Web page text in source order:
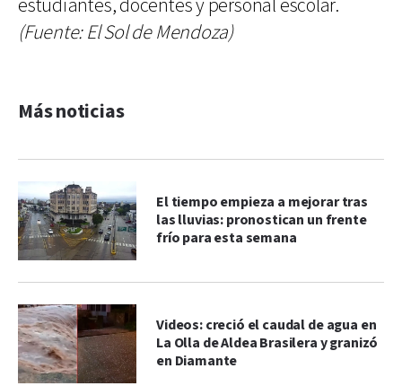
estudiantes, docentes y personal escolar.
(Fuente: El Sol de Mendoza)
Más noticias
El tiempo empieza a mejorar tras
las lluvias: pronostican un frente
frío para esta semana
Videos: creció el caudal de agua en
La Olla de Aldea Brasilera y granizó
en Diamante